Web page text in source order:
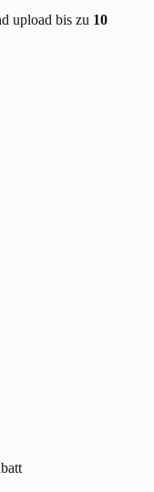
upload bis zu 10